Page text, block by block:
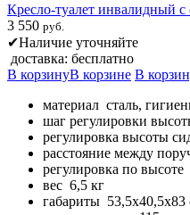
Кресло-туалет инвалидный
3 550 руб.
✔Наличие уточняйте
доставка: бесплатно
В корзинуВ корзине В
материал сталь,
шаг регулировки
регулировка высоты
расстояние между
регулировка по
вес 6,5 кг
габариты 53,5х40,5х83